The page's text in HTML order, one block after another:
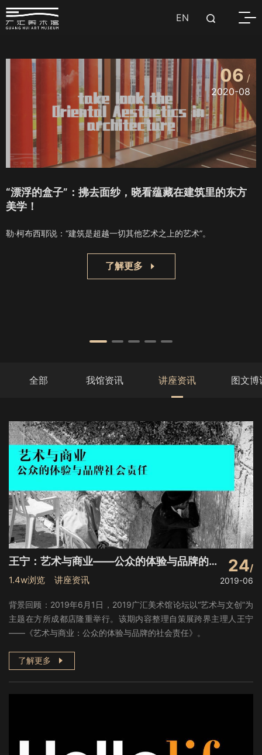
EN
06 /
2020-08
“漂浮的盒子”：拂去面纱，晓看蕴藏在建筑里的东方
美学！
勒·柯布西耶说：“建筑是超越一切其他艺术之上的艺术”。
了解更多
全部 我馆资讯 讲座资讯 图文博
王宁：艺术与商业——公众的体验与品牌的社会责任
1.4w浏览 讲座资讯
24
2019-06
背景回顾：2019年6月1日，2019广汇美术馆论坛以“艺术与文创”为
主题在方所成都店隆重举行。该期内容整理自策展跨界主理人王宁
——《艺术与商业：公众的体验与品牌的社会责任》。
了解更多